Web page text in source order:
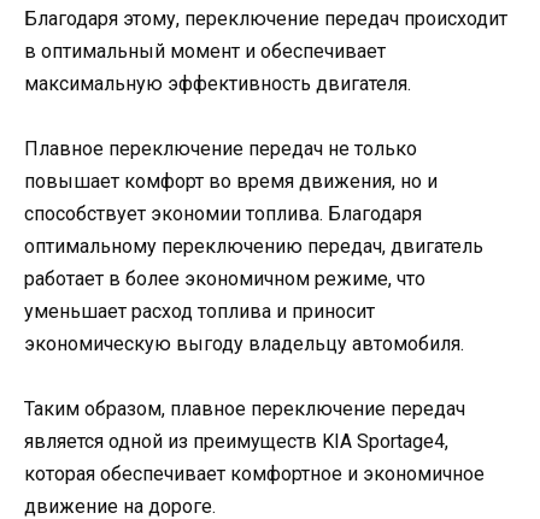
Благодаря этому, переключение передач происходит
в оптимальный момент и обеспечивает
максимальную эффективность двигателя.
Плавное переключение передач не только
повышает комфорт во время движения, но и
способствует экономии топлива. Благодаря
оптимальному переключению передач, двигатель
работает в более экономичном режиме, что
уменьшает расход топлива и приносит
экономическую выгоду владельцу автомобиля.
Таким образом, плавное переключение передач
является одной из преимуществ KIA Sportage4,
которая обеспечивает комфортное и экономичное
движение на дороге.